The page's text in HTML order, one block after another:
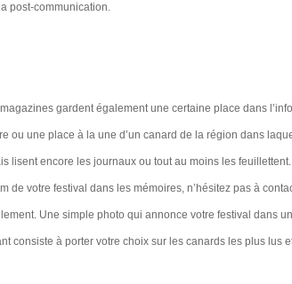
post-communication.
gardent également une certaine place dans
ou une place à la une d’un canard de la région dans
lisent encore les journaux ou tout au moins les
de votre festival dans les mémoires, n’hésitez pas à
Une simple photo qui annonce votre festival dans
consiste à porter votre choix sur les canards les plus lus